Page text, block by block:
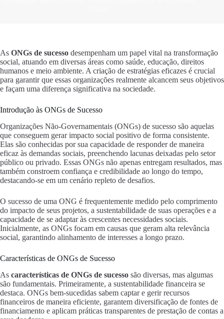
As ONGs de sucesso desempenham um papel vital na transformação
social, atuando em diversas áreas como saúde, educação, direitos
humanos e meio ambiente. A criação de estratégias eficazes é crucial
para garantir que essas organizações realmente alcancem seus objetivos
e façam uma diferença significativa na sociedade.
Introdução às ONGs de Sucesso
Organizações Não-Governamentais (ONGs) de sucesso são aquelas
que conseguem gerar impacto social positivo de forma consistente.
Elas são conhecidas por sua capacidade de responder de maneira
eficaz às demandas sociais, preenchendo lacunas deixadas pelo setor
público ou privado. Essas ONGs não apenas entregam resultados, mas
também constroem confiança e credibilidade ao longo do tempo,
destacando-se em um cenário repleto de desafios.
O sucesso de uma ONG é frequentemente medido pelo comprimento
do impacto de seus projetos, a sustentabilidade de suas operações e a
capacidade de se adaptar às crescentes necessidades sociais.
Inicialmente, as ONGs focam em causas que geram alta relevância
social, garantindo alinhamento de interesses a longo prazo.
Características de ONGs de Sucesso
As características de ONGs de sucesso são diversas, mas algumas
são fundamentais. Primeiramente, a sustentabilidade financeira se
destaca. ONGs bem-sucedidas sabem captar e gerir recursos
financeiros de maneira eficiente, garantem diversificação de fontes de
financiamento e aplicam práticas transparentes de prestação de contas a